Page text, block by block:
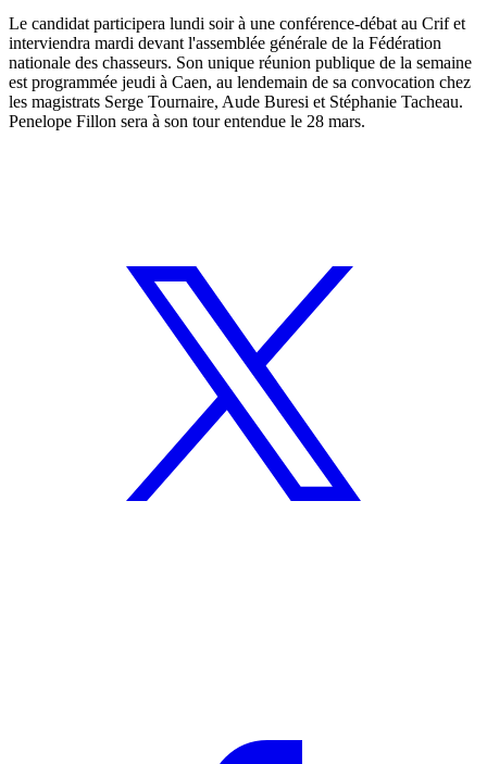
Le candidat participera lundi soir à une conférence-débat au Crif et
interviendra mardi devant l'assemblée générale de la Fédération
nationale des chasseurs. Son unique réunion publique de la semaine
est programmée jeudi à Caen, au lendemain de sa convocation chez
les magistrats Serge Tournaire, Aude Buresi et Stéphanie Tacheau.
Penelope Fillon sera à son tour entendue le 28 mars.